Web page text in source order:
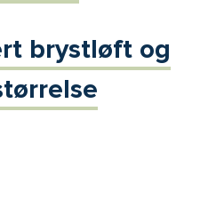
brystløft og